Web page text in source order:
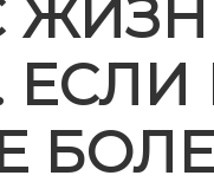
ЕСЛИ